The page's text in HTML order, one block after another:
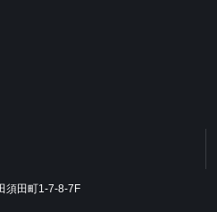
須田町1-7-8-7F